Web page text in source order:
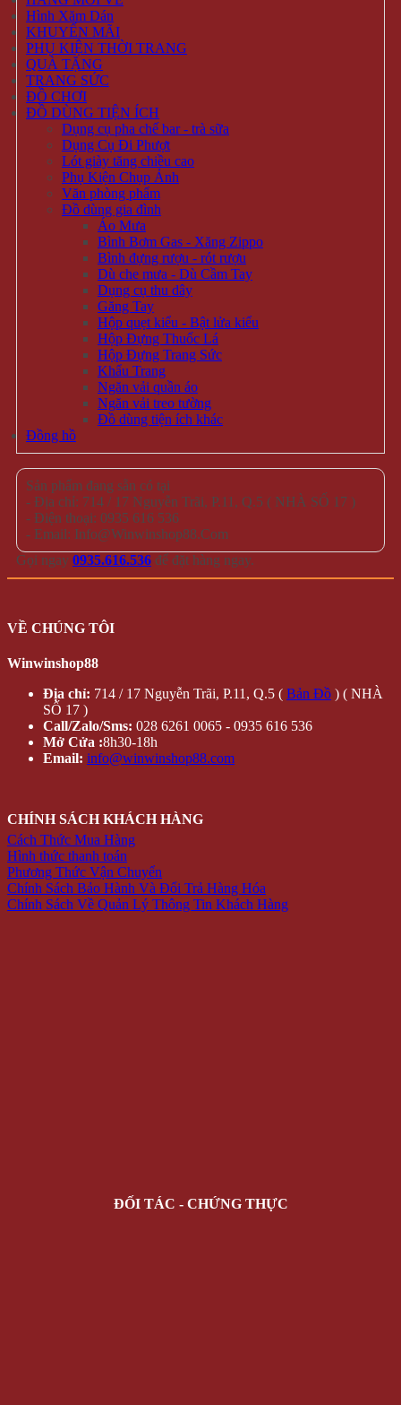
Hình Xăm Dán
KHUYẾN MÃI
PHỤ KIỆN THỜI TRANG
QUÀ TẶNG
TRANG SỨC
ĐỒ CHƠI
ĐỒ DÙNG TIỆN ÍCH
Dụng cụ pha chế bar - trà sữa
Dụng Cụ Đi Phượt
Lót giày tăng chiều cao
Phụ Kiện Chụp Ảnh
Văn phòng phẩm
Đồ dùng gia đình
Áo Mưa
Bình Bơm Gas - Xăng Zippo
Bình đựng rượu - rót rượu
Dù che mưa - Dù Cầm Tay
Dụng cụ thu dây
Găng Tay
Hộp quẹt kiểu - Bật lửa kiểu
Hộp Đựng Thuốc Lá
Hộp Đựng Trang Sức
Khẩu Trang
Ngăn vải quần áo
Ngăn vải treo tường
Đồ dùng tiện ích khác
Đồng hồ
Sản phẩm đang sẵn có tại
- Địa chỉ: 714 / 17 Nguyễn Trãi, P.11, Q.5 ( NHÀ SỐ 17 )
- Điện thoại: 0935 616 536
- Email: Info@Winwinshop88.Com
Gọi ngay 0935.616.536 để đặt hàng ngay.
VỀ CHÚNG TÔI
Winwinshop88
Địa chỉ: 714 / 17 Nguyễn Trãi, P.11, Q.5 ( Bản Đồ ) ( NHÀ
SỐ 17 )
Call/Zalo/Sms: 028 6261 0065 - 0935 616 536
Mở Cửa :8h30-18h
Email: info@winwinshop88.com
CHÍNH SÁCH KHÁCH HÀNG
Cách Thức Mua Hàng
Hình thức thanh toán
Phương Thức Vận Chuyển
Chính Sách Bảo Hành Và Đổi Trả Hàng Hóa
Chính Sách Về Quản Lý Thông Tin Khách Hàng
ĐỐI TÁC - CHỨNG THỰC